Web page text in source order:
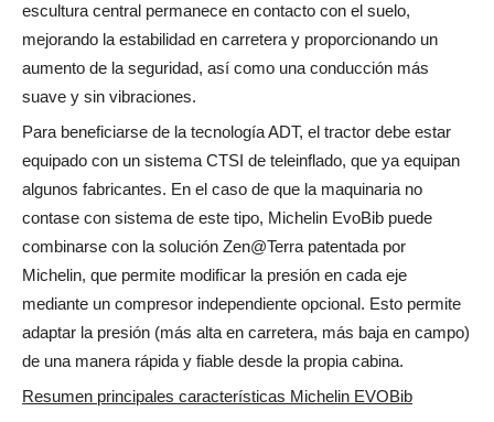
escultura central permanece en contacto con el suelo,
mejorando la estabilidad en carretera y proporcionando un
aumento de la seguridad, así como una conducción más
suave y sin vibraciones.
Para beneficiarse de la tecnología ADT, el tractor debe estar
equipado con un sistema CTSI de teleinflado, que ya equipan
algunos fabricantes. En el caso de que la maquinaria no
contase con sistema de este tipo, Michelin EvoBib puede
combinarse con la solución Zen@Terra patentada por
Michelin, que permite modificar la presión en cada eje
mediante un compresor independiente opcional. Esto permite
adaptar la presión (más alta en carretera, más baja en campo)
de una manera rápida y fiable desde la propia cabina.
Resumen principales características Michelin EVOBib